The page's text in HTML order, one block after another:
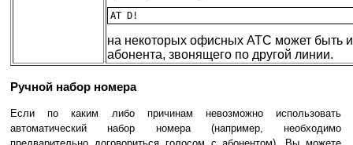
на некоторых офисных ATC может быть
абонента, звонящего по другой линии.
Ручной набор номера
Если по каким либо причинам невозможно использовать
автоматический набор номера (например, необходимо